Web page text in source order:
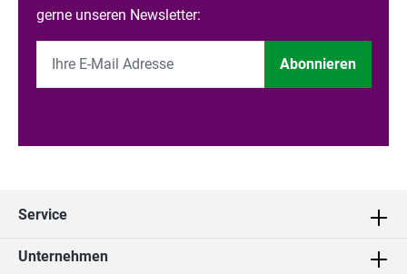
gerne unseren Newsletter:
Abonnieren
Service
Unternehmen